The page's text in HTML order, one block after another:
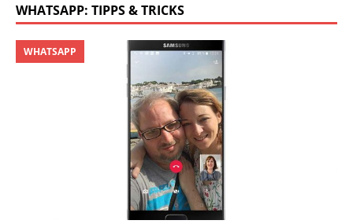
WHATSAPP: TIPPS & TRICKS
WHATSAPP